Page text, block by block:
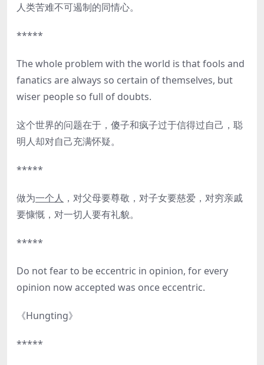
人类苦难不可遏制的同情心。
*****
The whole problem with the world is that fools and
fanatics are always so certain of themselves, but
wiser people so full of doubts.
这个世界的问题在于，傻子和疯子过于信得过自己，聪
明人却对自己充满怀疑。
*****
做为一个人 ，对父母要尊敬，对子女要慈爱，对穷亲戚
要慷慨，对一切人要有礼貌。
*****
Do not fear to be eccentric in opinion, for every
opinion now accepted was once eccentric.
《Hungting》
*****